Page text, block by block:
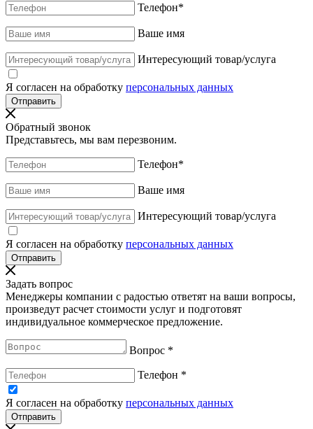
Телефон*
Ваше имя
Интересующий товар/услуга
Я согласен на обработку персональных данных
Обратный звонок
Представьтесь, мы вам перезвоним.
Телефон*
Ваше имя
Интересующий товар/услуга
Я согласен на обработку персональных данных
Задать вопрос
Менеджеры компании с радостью ответят на ваши вопросы,
произведут расчет стоимости услуг и подготовят
индивидуальное коммерческое предложение.
Вопрос *
Телефон *
Я согласен на обработку персональных данных